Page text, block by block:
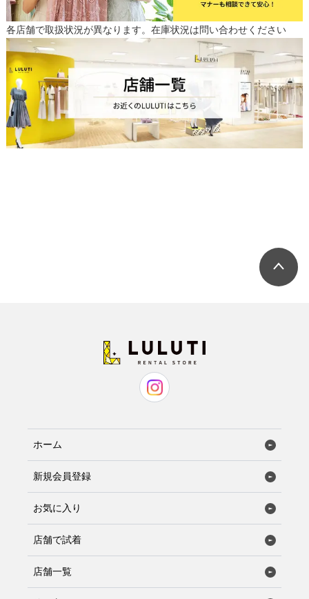
各店舗で取扱状況が異なります。在庫状況は問い合わせください
ホーム
新規会員登録
お気に入り
店舗で試着
店舗一覧